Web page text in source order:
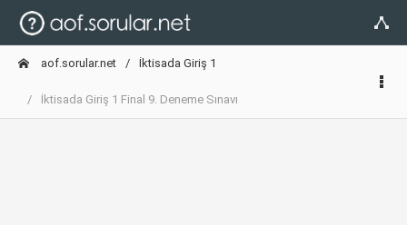
aof.sorular.net İktisada Giriş 1
İktisada Giriş 1 Final 9. Deneme Sınavı